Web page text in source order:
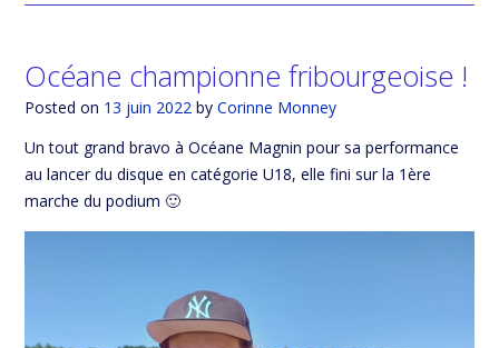
Océane championne fribourgeoise !
Posted on 13 juin 2022 by Corinne Monney
Un tout grand bravo à Océane Magnin pour sa performance
au lancer du disque en catégorie U18, elle fini sur la 1ère
marche du podium 🙂